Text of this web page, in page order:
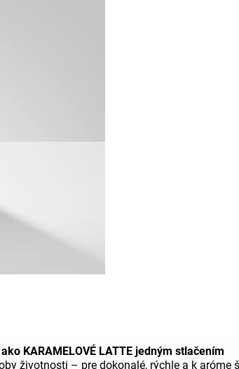
KARAMELOVÉ LATTE jedným stlačením
životnosti – pre dokonalé, rýchle a k aróme